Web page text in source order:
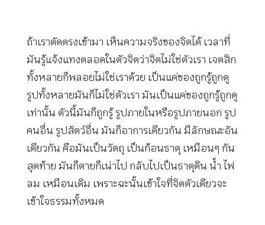
ถ้าเราตัดตรงเข้ามา เห็นความจริงของจิตได้ เวลาที่
มันรู้แจ้งแทงตลอดในตัวจิตว่าจิตไม่ใช่ตัวเรา เจตสิก
ทั้งหลายก็พลอยไม่ใช่เราด้วย เป็นแค่ของถูกรู้ถูกดู
รูปทั้งหลายมันก็ไม่ใช่ตัวเรา มันเป็นแค่ของถูกรู้ถูกดู
เท่านั้น ตัวนี้มันก็ถูกรู้ รูปภายในหรือรูปภายนอก รูป
คนอื่น รูปสัตว์อื่น มันก็อาการเดียวกัน มีลักษณะอัน
เดียวกัน คือมันเป็นวัตถุ เป็นก้อนธาตุ เหมือนๆ กัน
สุดท้าย มันก็ตายก็เน่าไป กลับไปเป็นธาตุดิน น้ำ ไฟ
ลม เหมือนเดิม เพราะฉะนั้นเข้าใจที่จิตตัวเดียวจะ
เข้าใจธรรมทั้งหมด